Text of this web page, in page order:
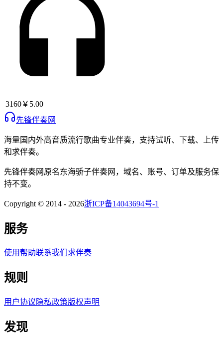
3160￥5.00
先锋伴奏网
海量国内外高音质流行歌曲专业伴奏，支持试听、下载、上传
和求伴奏。
先锋伴奏网 原名东海骄子伴奏网 ，域名、账号、订单及服务保
持不变。
Copyright © 2014 - 2026浙ICP备14043694号-1
服务
使用帮助联系我们 求伴奏
规则
用户协议 隐私政策版权声明
发现